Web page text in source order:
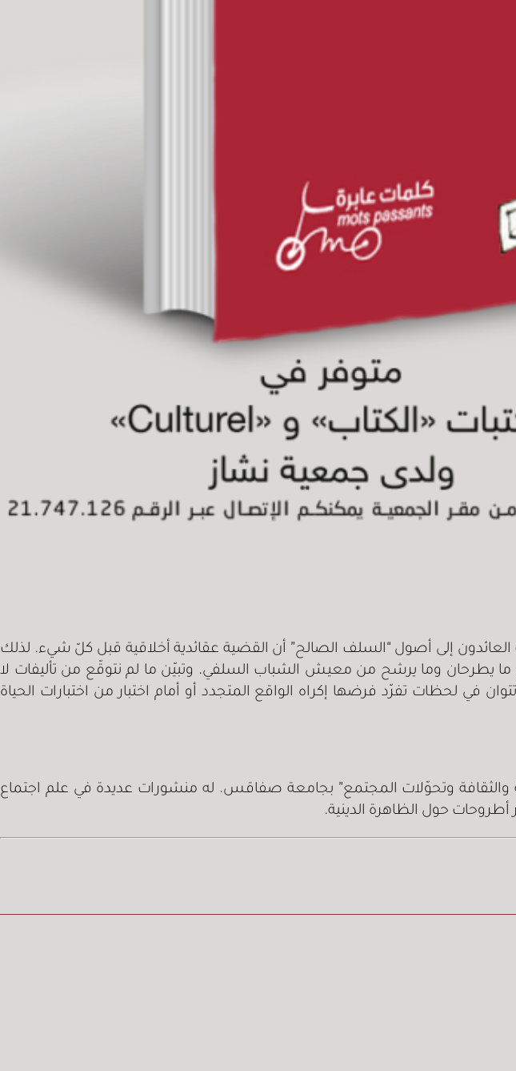
إلى أصول “السلف الصالح” أن القضية عقائدية أخلاقية قبل كلّ شيء. لذلك
ما يطرحان وما يرشح من معيش الشباب السلفي. وتبيّن ما لم نتوقّع من تأليفات لا
في لحظات تفرّد فرضها إكراه الواقع المتجدد أو أمام اختبار من اختبارات الحياة
والثقافة وتحوّلات المجتمع” بجامعة صفاقس. له منشورات عديدة في علم اجتماع
حول الظاهرة الدينية.